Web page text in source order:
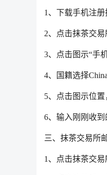
1、下载手机注册
2、点击抹茶交
3、点击图示“手
4、国籍选择China
5、点击图示位置
6、输入刚刚收
三、抹茶交易所
1、点击抹茶交